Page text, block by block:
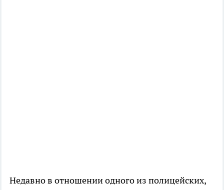
Недавно в отношении одного из полицейских,